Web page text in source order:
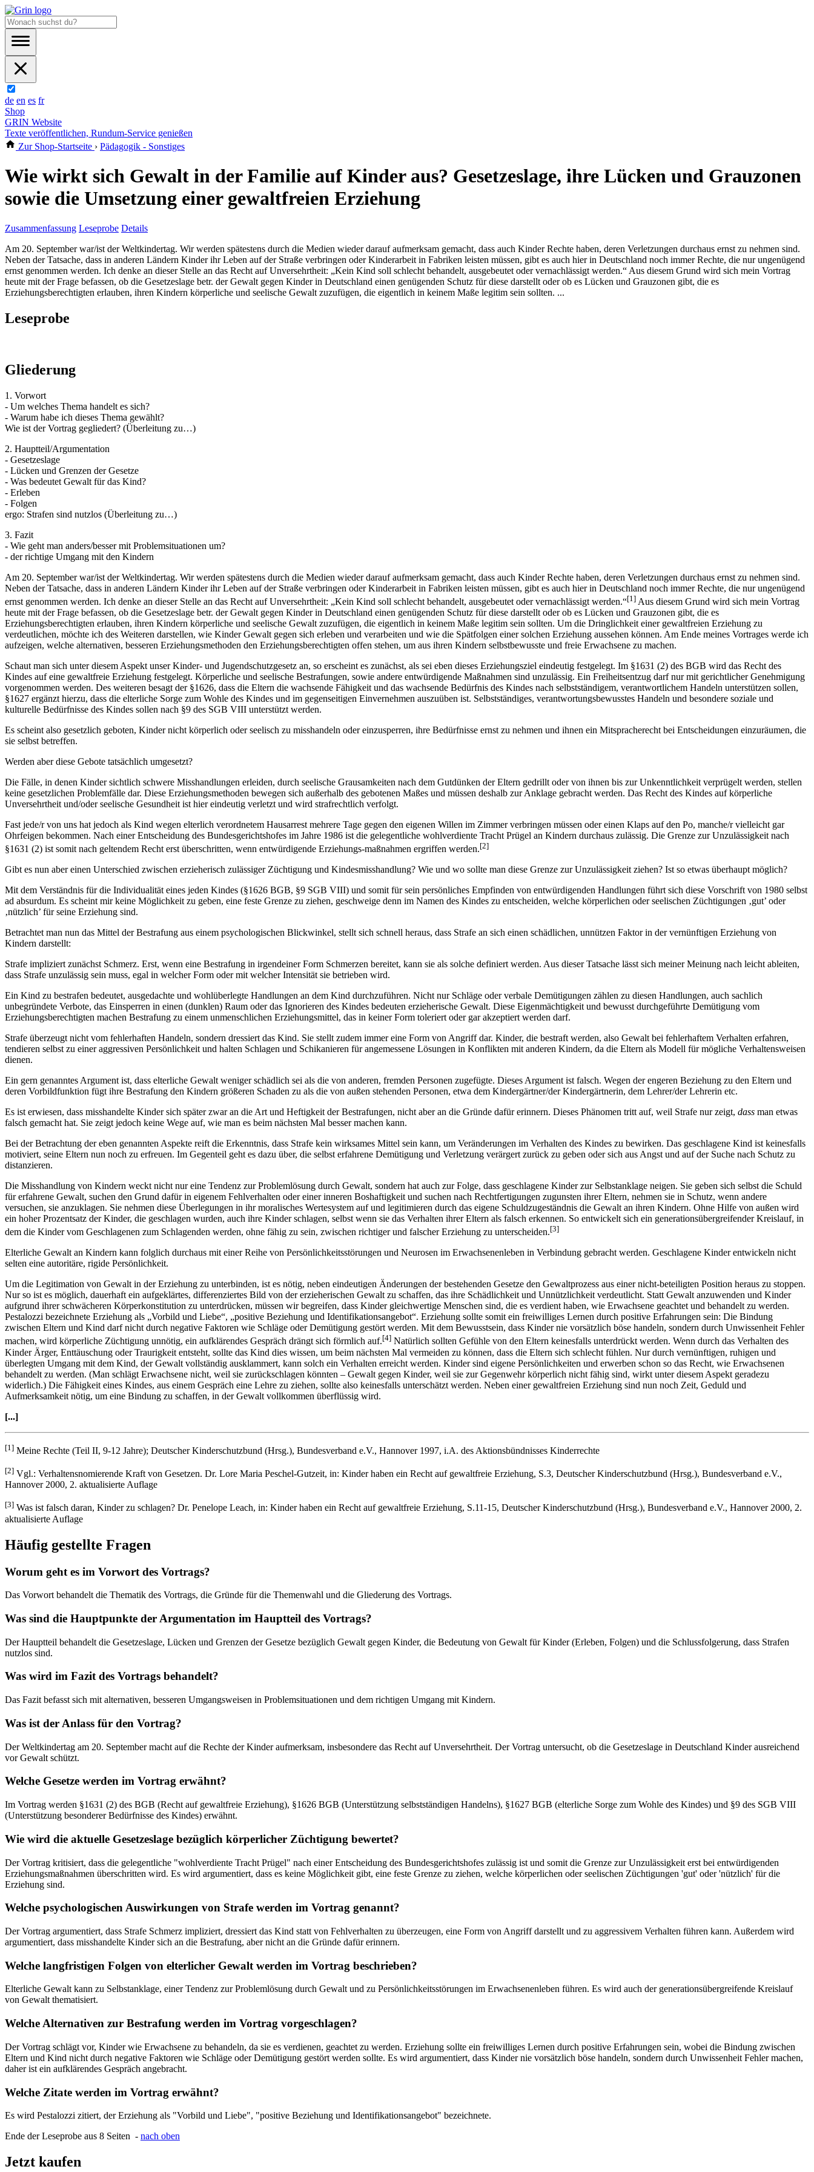
de en es fr
Shop
GRIN Website
Texte veröffentlichen, Rundum-Service genießen
Zur Shop-Startseite › Pädagogik - Sonstiges
Wie wirkt sich Gewalt in der Familie auf Kinder aus? Gesetzeslage, ihre Lücken und Grauzonen
sowie die Umsetzung einer gewaltfreien Erziehung
Zusammenfassung Leseprobe Details
Am 20. September war/ist der Weltkindertag. Wir werden spätestens durch die Medien wieder darauf aufmerksam gemacht, dass auch Kinder Rechte haben, deren Verletzungen durchaus ernst zu nehmen sind.
Neben der Tatsache, dass in anderen Ländern Kinder ihr Leben auf der Straße verbringen oder Kinderarbeit in Fabriken leisten müssen, gibt es auch hier in Deutschland noch immer Rechte, die nur ungenügend
ernst genommen werden. Ich denke an dieser Stelle an das Recht auf Unversehrtheit: „Kein Kind soll schlecht behandelt, ausgebeutet oder vernachlässigt werden.“ Aus diesem Grund wird sich mein Vortrag
heute mit der Frage befassen, ob die Gesetzeslage betr. der Gewalt gegen Kinder in Deutschland einen genügenden Schutz für diese darstellt oder ob es Lücken und Grauzonen gibt, die es
Erziehungsberechtigten erlauben, ihren Kindern körperliche und seelische Gewalt zuzufügen, die eigentlich in keinem Maße legitim sein sollten. ...
Leseprobe
Gliederung
1. Vorwort
- Um welches Thema handelt es sich?
- Warum habe ich dieses Thema gewählt?
Wie ist der Vortrag gegliedert? (Überleitung zu…)
2. Hauptteil/Argumentation
- Gesetzeslage
- Lücken und Grenzen der Gesetze
- Was bedeutet Gewalt für das Kind?
- Erleben
- Folgen
ergo: Strafen sind nutzlos (Überleitung zu…)
3. Fazit
- Wie geht man anders/besser mit Problemsituationen um?
- der richtige Umgang mit den Kindern
Am 20. September war/ist der Weltkindertag. Wir werden spätestens durch die Medien wieder darauf aufmerksam gemacht, dass auch Kinder Rechte haben, deren Verletzungen durchaus ernst zu nehmen sind.
Neben der Tatsache, dass in anderen Ländern Kinder ihr Leben auf der Straße verbringen oder Kinderarbeit in Fabriken leisten müssen, gibt es auch hier in Deutschland noch immer Rechte, die nur ungenügend
ernst genommen werden. Ich denke an dieser Stelle an das Recht auf Unversehrtheit: „Kein Kind soll schlecht behandelt, ausgebeutet oder vernachlässigt werden.“[1] Aus diesem Grund wird sich mein Vortrag
heute mit der Frage befassen, ob die Gesetzeslage betr. der Gewalt gegen Kinder in Deutschland einen genügenden Schutz für diese darstellt oder ob es Lücken und Grauzonen gibt, die es
Erziehungsberechtigten erlauben, ihren Kindern körperliche und seelische Gewalt zuzufügen, die eigentlich in keinem Maße legitim sein sollten. Um die Dringlichkeit einer gewaltfreien Erziehung zu
verdeutlichen, möchte ich des Weiteren darstellen, wie Kinder Gewalt gegen sich erleben und verarbeiten und wie die Spätfolgen einer solchen Erziehung aussehen können. Am Ende meines Vortrages werde ich
aufzeigen, welche alternativen, besseren Erziehungsmethoden den Erziehungsberechtigten offen stehen, um aus ihren Kindern selbstbewusste und freie Erwachsene zu machen.
Schaut man sich unter diesem Aspekt unser Kinder- und Jugendschutzgesetz an, so erscheint es zunächst, als sei eben dieses Erziehungsziel eindeutig festgelegt. Im §1631 (2) des BGB wird das Recht des
Kindes auf eine gewaltfreie Erziehung festgelegt. Körperliche und seelische Bestrafungen, sowie andere entwürdigende Maßnahmen sind unzulässig. Ein Freiheitsentzug darf nur mit gerichtlicher Genehmigung
vorgenommen werden. Des weiteren besagt der §1626, dass die Eltern die wachsende Fähigkeit und das wachsende Bedürfnis des Kindes nach selbstständigem, verantwortlichem Handeln unterstützen sollen,
§1627 ergänzt hierzu, dass die elterliche Sorge zum Wohle des Kindes und im gegenseitigen Einvernehmen auszuüben ist. Selbstständiges, verantwortungsbewusstes Handeln und besondere soziale und
kulturelle Bedürfnisse des Kindes sollen nach §9 des SGB VIII unterstützt werden.
Es scheint also gesetzlich geboten, Kinder nicht körperlich oder seelisch zu misshandeln oder einzusperren, ihre Bedürfnisse ernst zu nehmen und ihnen ein Mitspracherecht bei Entscheidungen einzuräumen, die
sie selbst betreffen.
Werden aber diese Gebote tatsächlich umgesetzt?
Die Fälle, in denen Kinder sichtlich schwere Misshandlungen erleiden, durch seelische Grausamkeiten nach dem Gutdünken der Eltern gedrillt oder von ihnen bis zur Unkenntlichkeit verprügelt werden, stellen
keine gesetzlichen Problemfälle dar. Diese Erziehungsmethoden bewegen sich außerhalb des gebotenen Maßes und müssen deshalb zur Anklage gebracht werden. Das Recht des Kindes auf körperliche
Unversehrtheit und/oder seelische Gesundheit ist hier eindeutig verletzt und wird strafrechtlich verfolgt.
Fast jede/r von uns hat jedoch als Kind wegen elterlich verordnetem Hausarrest mehrere Tage gegen den eigenen Willen im Zimmer verbringen müssen oder einen Klaps auf den Po, manche/r vielleicht gar
Ohrfeigen bekommen. Nach einer Entscheidung des Bundesgerichtshofes im Jahre 1986 ist die gelegentliche wohlverdiente Tracht Prügel an Kindern durchaus zulässig. Die Grenze zur Unzulässigkeit nach
§1631 (2) ist somit nach geltendem Recht erst überschritten, wenn entwürdigende Erziehungs-maßnahmen ergriffen werden.[2]
Gibt es nun aber einen Unterschied zwischen erzieherisch zulässiger Züchtigung und Kindesmisshandlung? Wie und wo sollte man diese Grenze zur Unzulässigkeit ziehen? Ist so etwas überhaupt möglich?
Mit dem Verständnis für die Individualität eines jeden Kindes (§1626 BGB, §9 SGB VIII) und somit für sein persönliches Empfinden von entwürdigenden Handlungen führt sich diese Vorschrift von 1980 selbst
ad absurdum. Es scheint mir keine Möglichkeit zu geben, eine feste Grenze zu ziehen, geschweige denn im Namen des Kindes zu entscheiden, welche körperlichen oder seelischen Züchtigungen ‚gut’ oder
‚nützlich’ für seine Erziehung sind.
Betrachtet man nun das Mittel der Bestrafung aus einem psychologischen Blickwinkel, stellt sich schnell heraus, dass Strafe an sich einen schädlichen, unnützen Faktor in der vernünftigen Erziehung von
Kindern darstellt:
Strafe impliziert zunächst Schmerz. Erst, wenn eine Bestrafung in irgendeiner Form Schmerzen bereitet, kann sie als solche definiert werden. Aus dieser Tatsache lässt sich meiner Meinung nach leicht ableiten,
dass Strafe unzulässig sein muss, egal in welcher Form oder mit welcher Intensität sie betrieben wird.
Ein Kind zu bestrafen bedeutet, ausgedachte und wohlüberlegte Handlungen an dem Kind durchzuführen. Nicht nur Schläge oder verbale Demütigungen zählen zu diesen Handlungen, auch sachlich
unbegründete Verbote, das Einsperren in einen (dunklen) Raum oder das Ignorieren des Kindes bedeuten erzieherische Gewalt. Diese Eigenmächtigkeit und bewusst durchgeführte Demütigung vom
Erziehungsberechtigten machen Bestrafung zu einem unmenschlichen Erziehungsmittel, das in keiner Form toleriert oder gar akzeptiert werden darf.
Strafe überzeugt nicht vom fehlerhaften Handeln, sondern dressiert das Kind. Sie stellt zudem immer eine Form von Angriff dar. Kinder, die bestraft werden, also Gewalt bei fehlerhaftem Verhalten erfahren,
tendieren selbst zu einer aggressiven Persönlichkeit und halten Schlagen und Schikanieren für angemessene Lösungen in Konflikten mit anderen Kindern, da die Eltern als Modell für mögliche Verhaltensweisen
dienen.
Ein gern genanntes Argument ist, dass elterliche Gewalt weniger schädlich sei als die von anderen, fremden Personen zugefügte. Dieses Argument ist falsch. Wegen der engeren Beziehung zu den Eltern und
deren Vorbildfunktion fügt ihre Bestrafung den Kindern größeren Schaden zu als die von außen stehenden Personen, etwa dem Kindergärtner/der Kindergärtnerin, dem Lehrer/der Lehrerin etc.
Es ist erwiesen, dass misshandelte Kinder sich später zwar an die Art und Heftigkeit der Bestrafungen, nicht aber an die Gründe dafür erinnern. Dieses Phänomen tritt auf, weil Strafe nur zeigt, dass man etwas
falsch gemacht hat. Sie zeigt jedoch keine Wege auf, wie man es beim nächsten Mal besser machen kann.
Bei der Betrachtung der eben genannten Aspekte reift die Erkenntnis, dass Strafe kein wirksames Mittel sein kann, um Veränderungen im Verhalten des Kindes zu bewirken. Das geschlagene Kind ist keinesfalls
motiviert, seine Eltern nun noch zu erfreuen. Im Gegenteil geht es dazu über, die selbst erfahrene Demütigung und Verletzung verärgert zurück zu geben oder sich aus Angst und auf der Suche nach Schutz zu
distanzieren.
Die Misshandlung von Kindern weckt nicht nur eine Tendenz zur Problemlösung durch Gewalt, sondern hat auch zur Folge, dass geschlagene Kinder zur Selbstanklage neigen. Sie geben sich selbst die Schuld
für erfahrene Gewalt, suchen den Grund dafür in eigenem Fehlverhalten oder einer inneren Boshaftigkeit und suchen nach Rechtfertigungen zugunsten ihrer Eltern, nehmen sie in Schutz, wenn andere
versuchen, sie anzuklagen. Sie nehmen diese Überlegungen in ihr moralisches Wertesystem auf und legitimieren durch das eigene Schuldzugeständnis die Gewalt an ihren Kindern. Ohne Hilfe von außen wird
ein hoher Prozentsatz der Kinder, die geschlagen wurden, auch ihre Kinder schlagen, selbst wenn sie das Verhalten ihrer Eltern als falsch erkennen. So entwickelt sich ein generationsübergreifender Kreislauf, in
dem die Kinder vom Geschlagenen zum Schlagenden werden, ohne fähig zu sein, zwischen richtiger und falscher Erziehung zu unterscheiden.[3]
Elterliche Gewalt an Kindern kann folglich durchaus mit einer Reihe von Persönlichkeitsstörungen und Neurosen im Erwachsenenleben in Verbindung gebracht werden. Geschlagene Kinder entwickeln nicht
selten eine autoritäre, rigide Persönlichkeit.
Um die Legitimation von Gewalt in der Erziehung zu unterbinden, ist es nötig, neben eindeutigen Änderungen der bestehenden Gesetze den Gewaltprozess aus einer nicht-beteiligten Position heraus zu stoppen.
Nur so ist es möglich, dauerhaft ein aufgeklärtes, differenziertes Bild von der erzieherischen Gewalt zu schaffen, das ihre Schädlichkeit und Unnützlichkeit verdeutlicht. Statt Gewalt anzuwenden und Kinder
aufgrund ihrer schwächeren Körperkonstitution zu unterdrücken, müssen wir begreifen, dass Kinder gleichwertige Menschen sind, die es verdient haben, wie Erwachsene geachtet und behandelt zu werden.
Pestalozzi bezeichnete Erziehung als „Vorbild und Liebe“, „positive Beziehung und Identifikationsangebot“. Erziehung sollte somit ein freiwilliges Lernen durch positive Erfahrungen sein: Die Bindung
zwischen Eltern und Kind darf nicht durch negative Faktoren wie Schläge oder Demütigung gestört werden. Mit dem Bewusstsein, dass Kinder nie vorsätzlich böse handeln, sondern durch Unwissenheit Fehler
machen, wird körperliche Züchtigung unnötig, ein aufklärendes Gespräch drängt sich förmlich auf.[4] Natürlich sollten Gefühle von den Eltern keinesfalls unterdrückt werden. Wenn durch das Verhalten des
Kinder Ärger, Enttäuschung oder Traurigkeit entsteht, sollte das Kind dies wissen, um beim nächsten Mal vermeiden zu können, dass die Eltern sich schlecht fühlen. Nur durch vernünftigen, ruhigen und
überlegten Umgang mit dem Kind, der Gewalt vollständig ausklammert, kann solch ein Verhalten erreicht werden. Kinder sind eigene Persönlichkeiten und erwerben schon so das Recht, wie Erwachsenen
behandelt zu werden. (Man schlägt Erwachsene nicht, weil sie zurückschlagen könnten – Gewalt gegen Kinder, weil sie zur Gegenwehr körperlich nicht fähig sind, wirkt unter diesem Aspekt geradezu
widerlich.) Die Fähigkeit eines Kindes, aus einem Gespräch eine Lehre zu ziehen, sollte also keinesfalls unterschätzt werden. Neben einer gewaltfreien Erziehung sind nun noch Zeit, Geduld und
Aufmerksamkeit nötig, um eine Bindung zu schaffen, in der Gewalt vollkommen überflüssig wird.
[...]
[1] Meine Rechte (Teil II, 9-12 Jahre); Deutscher Kinderschutzbund (Hrsg.), Bundesverband e.V., Hannover 1997, i.A. des Aktionsbündnisses Kinderrechte
[2] Vgl.: Verhaltensnomierende Kraft von Gesetzen. Dr. Lore Maria Peschel-Gutzeit, in: Kinder haben ein Recht auf gewaltfreie Erziehung, S.3, Deutscher Kinderschutzbund (Hrsg.), Bundesverband e.V.,
Hannover 2000, 2. aktualisierte Auflage
[3] Was ist falsch daran, Kinder zu schlagen? Dr. Penelope Leach, in: Kinder haben ein Recht auf gewaltfreie Erziehung, S.11-15, Deutscher Kinderschutzbund (Hrsg.), Bundesverband e.V., Hannover 2000, 2.
aktualisierte Auflage
Häufig gestellte Fragen
Worum geht es im Vorwort des Vortrags?
Das Vorwort behandelt die Thematik des Vortrags, die Gründe für die Themenwahl und die Gliederung des Vortrags.
Was sind die Hauptpunkte der Argumentation im Hauptteil des Vortrags?
Der Hauptteil behandelt die Gesetzeslage, Lücken und Grenzen der Gesetze bezüglich Gewalt gegen Kinder, die Bedeutung von Gewalt für Kinder (Erleben, Folgen) und die Schlussfolgerung, dass Strafen
nutzlos sind.
Was wird im Fazit des Vortrags behandelt?
Das Fazit befasst sich mit alternativen, besseren Umgangsweisen in Problemsituationen und dem richtigen Umgang mit Kindern.
Was ist der Anlass für den Vortrag?
Der Weltkindertag am 20. September macht auf die Rechte der Kinder aufmerksam, insbesondere das Recht auf Unversehrtheit. Der Vortrag untersucht, ob die Gesetzeslage in Deutschland Kinder ausreichend
vor Gewalt schützt.
Welche Gesetze werden im Vortrag erwähnt?
Im Vortrag werden §1631 (2) des BGB (Recht auf gewaltfreie Erziehung), §1626 BGB (Unterstützung selbstständigen Handelns), §1627 BGB (elterliche Sorge zum Wohle des Kindes) und §9 des SGB VIII
(Unterstützung besonderer Bedürfnisse des Kindes) erwähnt.
Wie wird die aktuelle Gesetzeslage bezüglich körperlicher Züchtigung bewertet?
Der Vortrag kritisiert, dass die gelegentliche "wohlverdiente Tracht Prügel" nach einer Entscheidung des Bundesgerichtshofes zulässig ist und somit die Grenze zur Unzulässigkeit erst bei entwürdigenden
Erziehungsmaßnahmen überschritten wird. Es wird argumentiert, dass es keine Möglichkeit gibt, eine feste Grenze zu ziehen, welche körperlichen oder seelischen Züchtigungen 'gut' oder 'nützlich' für die
Erziehung sind.
Welche psychologischen Auswirkungen von Strafe werden im Vortrag genannt?
Der Vortrag argumentiert, dass Strafe Schmerz impliziert, dressiert das Kind statt von Fehlverhalten zu überzeugen, eine Form von Angriff darstellt und zu aggressivem Verhalten führen kann. Außerdem wird
argumentiert, dass misshandelte Kinder sich an die Bestrafung, aber nicht an die Gründe dafür erinnern.
Welche langfristigen Folgen von elterlicher Gewalt werden im Vortrag beschrieben?
Elterliche Gewalt kann zu Selbstanklage, einer Tendenz zur Problemlösung durch Gewalt und zu Persönlichkeitsstörungen im Erwachsenenleben führen. Es wird auch der generationsübergreifende Kreislauf
von Gewalt thematisiert.
Welche Alternativen zur Bestrafung werden im Vortrag vorgeschlagen?
Der Vortrag schlägt vor, Kinder wie Erwachsene zu behandeln, da sie es verdienen, geachtet zu werden. Erziehung sollte ein freiwilliges Lernen durch positive Erfahrungen sein, wobei die Bindung zwischen
Eltern und Kind nicht durch negative Faktoren wie Schläge oder Demütigung gestört werden sollte. Es wird argumentiert, dass Kinder nie vorsätzlich böse handeln, sondern durch Unwissenheit Fehler machen,
daher ist ein aufklärendes Gespräch angebracht.
Welche Zitate werden im Vortrag erwähnt?
Es wird Pestalozzi zitiert, der Erziehung als "Vorbild und Liebe", "positive Beziehung und Identifikationsangebot" bezeichnete.
Ende der Leseprobe aus 8 Seiten - nach oben
Jetzt kaufen